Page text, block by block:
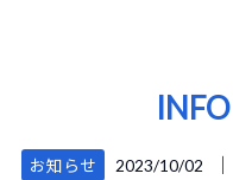
お知らせ 2023/10/02